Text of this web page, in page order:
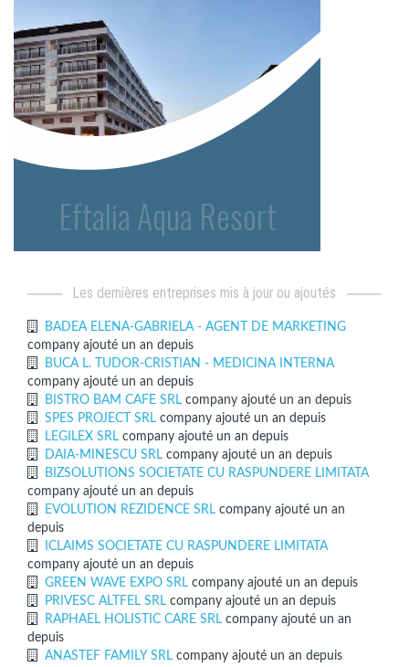
les dernières entreprises mis à jour ou ajoutés
BADEA ELENA-GABRIELA - AGENT DE MARKETING
company ajouté un an depuis
BUCA L. TUDOR-CRISTIAN - MEDICINA INTERNA
company ajouté un an depuis
BISTRO BAM CAFE SRL company ajouté un an depuis
SPES PROJECT SRL company ajouté un an depuis
LEGILEX SRL company ajouté un an depuis
DAIA-MINESCU SRL company ajouté un an depuis
BIZSOLUTIONS SOCIETATE CU RASPUNDERE LIMITATA
company ajouté un an depuis
EVOLUTION REZIDENCE SRL company ajouté un an
depuis
ICLAIMS SOCIETATE CU RASPUNDERE LIMITATA
company ajouté un an depuis
GREEN WAVE EXPO SRL company ajouté un an depuis
PRIVESC ALTFEL SRL company ajouté un an depuis
RAPHAEL HOLISTIC CARE SRL company ajouté un an
depuis
ANASTEF FAMILY SRL company ajouté un an depuis